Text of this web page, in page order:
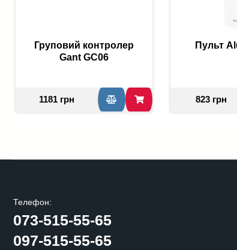
Груповий контролер
Gant GC06
1181 грн
Пульт
823 грн
Телефон:
073-515-55-65
097-515-55-65